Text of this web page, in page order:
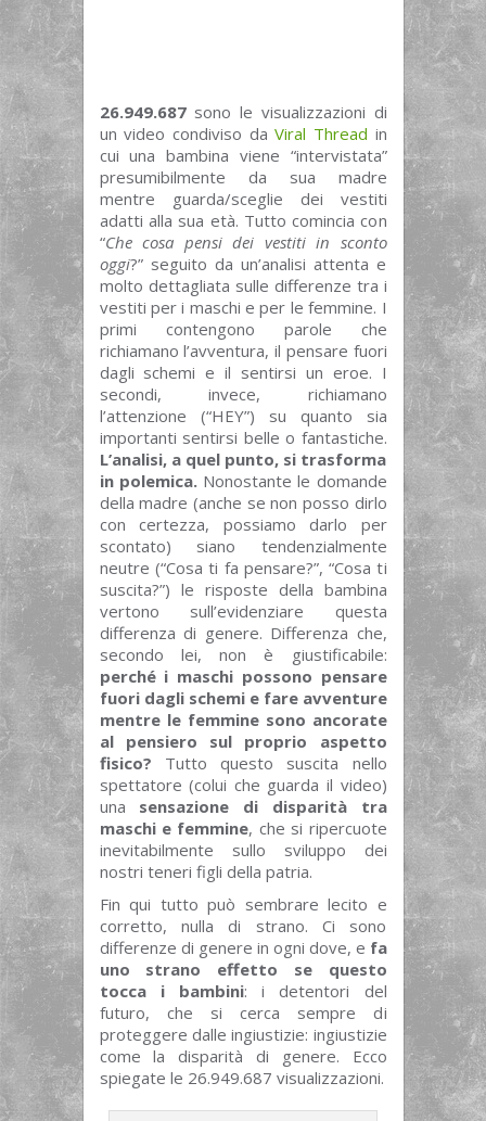
26.949.687sono le visualizzazioni di
un video condiviso daViral Thread in
cui una bambina viene “intervistata”
presumibilmente da sua madre
mentre guarda/sceglie dei vestiti
adatti alla sua età. Tutto comincia con
“Che cosa pensi dei vestiti in sconto
oggi?” seguito da un’analisi attenta e
molto dettagliata sulle differenze tra i
vestiti per i maschi e per le femmine. I
primi contengono parole che
richiamano l’avventura, il pensare fuori
dagli schemi e il sentirsi un eroe. I
secondi, invece, richiamano
l’attenzione (“HEY”) su quanto sia
importanti sentirsi belle o fantastiche.
L’analisi, a quel punto, si trasforma
in polemica.Nonostante le domande
della madre (anche se non posso dirlo
con certezza, possiamo darlo per
scontato) siano tendenzialmente
neutre (“Cosa ti fa pensare?”, “Cosa ti
suscita?”) le risposte della bambina
vertono sull’evidenziare questa
differenza di genere. Differenza che,
secondo lei, non è giustificabile:
perché i maschi possono pensare
fuori dagli schemi e fare avventure
mentre le femmine sono ancorate
al pensiero sul proprio aspetto
fisico? Tutto questo suscita nello
spettatore (colui che guarda il video)
una sensazione di disparità tra
maschi e femmine, che si ripercuote
inevitabilmente sullo sviluppo dei
nostri teneri figli della patria.
Fin qui tutto può sembrare lecito e
corretto, nulla di strano. Ci sono
differenze di genere in ogni dove, e fa
uno strano effetto se questo
tocca i bambini: i detentori del
futuro, che si cerca sempre di
proteggere dalle ingiustizie: ingiustizie
come la disparità di genere. Ecco
spiegate le 26.949.687 visualizzazioni.